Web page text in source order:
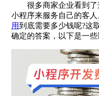
很多商家企业看到了
小程序来服务自己的客
用到底需要多少钱呢?这
确定的答案，以下是一